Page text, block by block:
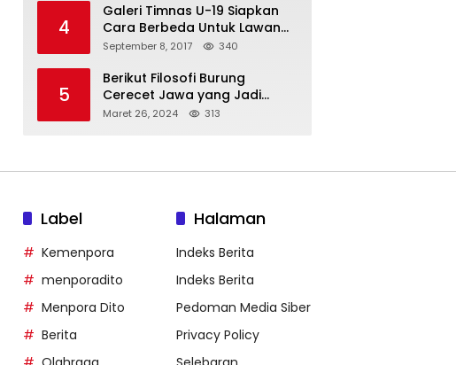
4
Galeri Timnas U-19 Siapkan
Cara Berbeda Untuk Lawan
Vietnam
September 8, 2017 340
5
Berikut Filosofi Burung
Cerecet Jawa yang Jadi
Maskot PBSI Sumedang
Maret 26, 2024 313
Label
Kemenpora
menporadito
Menpora Dito
Berita
Halaman
Indeks Berita
Indeks Berita
Pedoman Media Siber
Privacy Policy